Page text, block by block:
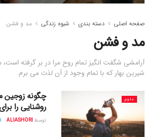
صفحه اصلی دسته بندی شیوه زندگی مد و فشن
مد و فشن
آرامشی شگفت انگیز تمام روح مرا در بر گرفته
شیرین بهار که با تمام وجود از آن لذت می برم.
علوم
چگونه زوجین
روشنایی را
توسط ALIASHORI